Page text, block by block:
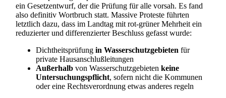
ein Gesetzentwurf, der die Prüfung für alle vorsah. Es fand
also definitiv Wortbruch statt. Massive Proteste führten
letztlich dazu, dass im Landtag mit rot-grüner Mehrheit ein
reduzierter und differenzierter Beschluss gefasst wurde:
Dichtheitsprüfung in Wasserschutzgebieten für
private Hausanschlußleitungen
Außerhalb von Wasserschutzgebieten keine
Untersuchungspflicht, sofern nicht die Kommunen
oder eine Rechtsverordnung etwas anderes regeln